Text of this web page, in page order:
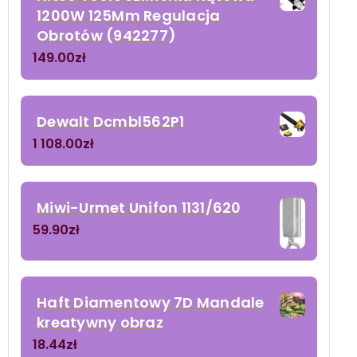
1200W 125Mm Regulacja
Obrotów (942277)
149.00zł
Dewalt Dcmbl562P1
1 108.00zł
Miwi-Urmet Unifon 1131/620
59.90zł
Haft Diamentowy 7D Mandale
kreatywny obraz
18.44zł